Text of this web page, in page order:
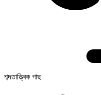
শব্দতাত্ত্বিক গাছ